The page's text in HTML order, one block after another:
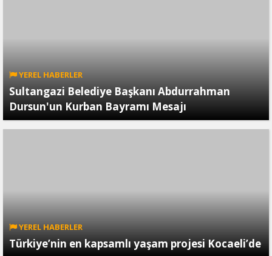
YEREL HABERLER
Sultangazi Belediye Başkanı Abdurrahman
Dursun'un Kurban Bayramı Mesajı
YEREL HABERLER
Türkiye’nin en kapsamlı yaşam projesi Kocaeli’de